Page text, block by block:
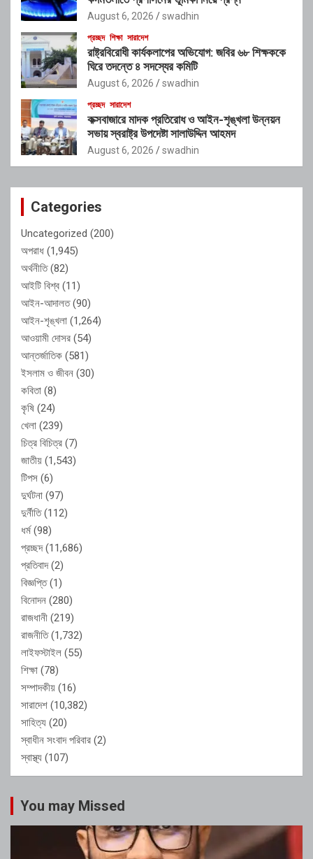
August 6, 2026 swadhin
প্রচ্ছদ শিক্ষা সারাদেশ
রাষ্ট্রবিরোধী কার্যকলাপের অভিযোগ: জবির ৬৮ শিক্ষককে
ঘিরে তদন্তে ৪ সদস্যের কমিটি
August 6, 2026 swadhin
প্রচ্ছদ সারাদেশ
কক্সবাজারে মাদক প্রতিরোধ ও আইন-শৃঙ্খলা উন্নয়ন
সভায় স্বরাষ্ট্র উপদেষ্টা সালাউদ্দিন আহমদ
August 6, 2026 swadhin
Categories
Uncategorized (200)
অপরাধ (1,945)
অর্থনীতি(82)
আইটি বিশ্ব (11)
আইন-আদালত(90)
আইন-শৃঙ্খলা (1,264)
আওয়ামী দোসর (54)
আন্তর্জাতিক (581)
ইসলাম ও জীবন (30)
কবিতা (8)
কৃষি (24)
খেলা (239)
চিত্র বিচিত্র (7)
জাতীয় (1,543)
টিপস (6)
দুর্ঘটনা (97)
দুর্নীতি(112)
ধর্ম(98)
প্রচ্ছদ(11,686)
প্রতিবাদ(2)
বিজ্ঞপ্তি(1)
বিনোদন (280)
রাজধানী (219)
রাজনীতি(1,732)
লাইফস্টাইল (55)
শিক্ষা (78)
সম্পাদকীয় (16)
সারাদেশ (10,382)
সাহিত্য (20)
স্বাধীন সংবাদ পরিবার (2)
স্বাস্থ্য (107)
You may Missed